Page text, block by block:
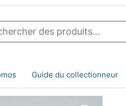
Guide du collectionneur